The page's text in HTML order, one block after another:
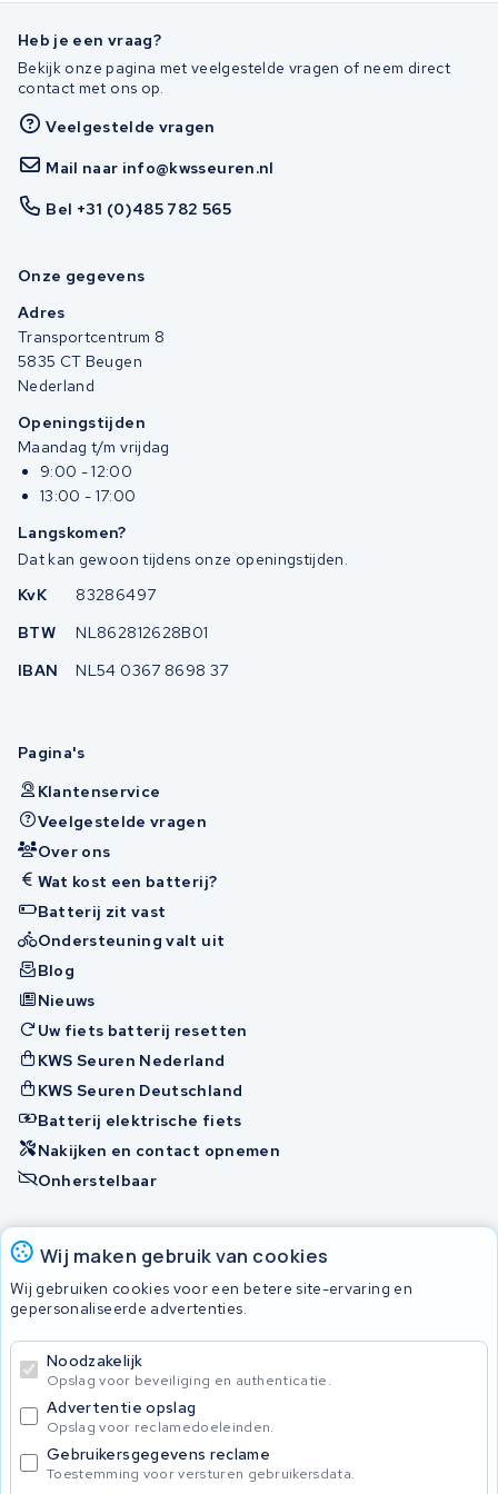
Wij maken gebruik van cookies
Wij gebruiken cookies voor een betere site-ervaring en
gepersonaliseerde advertenties.
Noodzakelijk
Opslag voor beveiliging en authenticatie.
Advertentie opslag
Opslag voor reclamedoeleinden.
Gebruikersgegevens reclame
Toestemming voor versturen gebruikersdata.
Heb je een vraag?
Bekijk onze pagina met veelgestelde vragen of neem direct
contact met ons op.
Veelgestelde vragen
Mail naar info@kwsseuren.nl
Bel +31 (0)485 782 565
Onze gegevens
Adres
Transportcentrum 8
5835 CT Beugen
Nederland
Openingstijden
Maandag t/m vrijdag
9:00 - 12:00
13:00 - 17:00
Langskomen?
Dat kan gewoon tijdens onze openingstijden.
KvK
83286497
BTW
NL862812628B01
IBAN
NL54 0367 8698 37
Pagina's
Klantenservice
Veelgestelde vragen
Over ons
Wat kost een batterij?
Batterij zit vast
Ondersteuning valt uit
Blog
Nieuws
Uw fiets batterij resetten
KWS Seuren Nederland
KWS Seuren Deutschland
Batterij elektrische fiets
Nakijken en contact opnemen
Onherstelbaar
Accu's
Privacy Policy